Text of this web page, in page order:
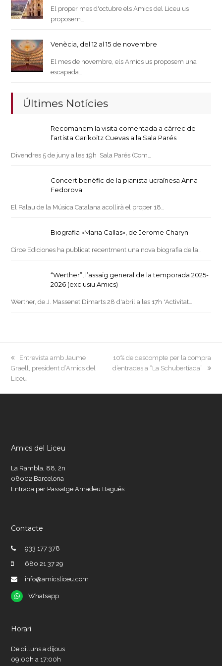
El proper mes d'octubre els Amics del Liceu us
proposem…
Venècia, del 12 al 15 de novembre
El mes de novembre, els Amics us proposem una
escapada…
Últimes Notícies
Recomanem la visita comentada a càrrec de
l’artista Garikoitz Cuevas a la Sala Parés
Divendres 5 de juny a les 19h Sala Parés (Com…
Concert benèfic de la pianista ucraïnesa Anna
Fedorova
El Palau de la Música Catalana acollirà el proper 18…
Biografia «Maria Callas», de Jerome Charyn
Circe Ediciones ha publicat recentment una nova biografia de la…
“Werther”, l’assaig general de la temporada 2025-
2026 (exclusiu Amics)
Werther, de J. Massenet Dimarts 28 d'abril a les 17h *Activitat…
previous
post:
Entrevista amb Jaume
Graell, president d’Amics del
Liceu
next
post:
10% de descompte per la compra
d’entrades a “La Schubertíada”
Amics del Liceu
La Rambla, 88, 2n
08002 Barcelona
Entrada per Passatge Amadeu Bagués
Contacte
933 177 378
680 21 37 29
info@amicsliceu.com
Whatsapp
Whatsapp
Horari
De dilluns a dijous
09:00h a 17:00h